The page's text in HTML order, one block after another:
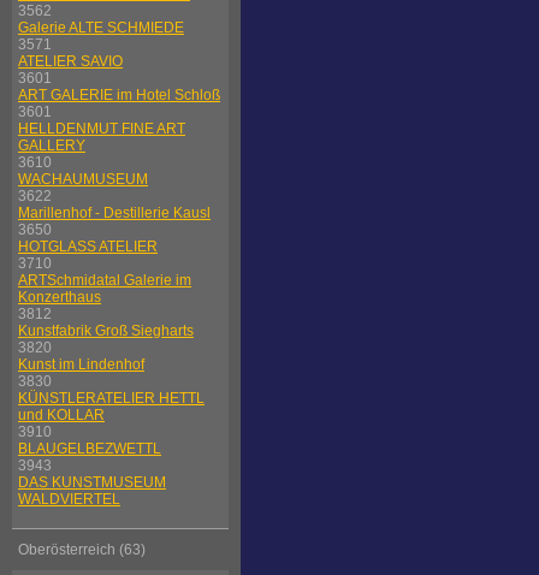
3562
Galerie ALTE SCHMIEDE
3571
ATELIER SAVIO
3601
ART GALERIE im Hotel Schloß
3601
HELLDENMUT FINE ART
GALLERY
3610
WACHAUMUSEUM
3622
Marillenhof - Destillerie Kausl
3650
HOTGLASS ATELIER
3710
ARTSchmidatal Galerie im
Konzerthaus
3812
Kunstfabrik Groß Siegharts
3820
Kunst im Lindenhof
3830
KÜNSTLERATELIER HETTL
und KOLLAR
3910
BLAUGELBEZWETTL
3943
DAS KUNSTMUSEUM
WALDVIERTEL
Oberösterreich (63)